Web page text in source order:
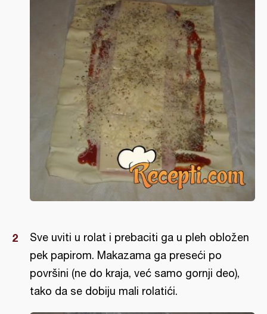
Sve uviti u rolat i prebaciti ga u pleh obložen
pek papirom. Makazama ga preseći po
površini (ne do kraja, već samo gornji deo),
tako da se dobiju mali rolatići.